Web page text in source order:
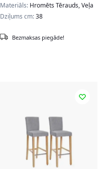
Materiāls: Hromēts Tērauds, Veļa
Dziļums cm:38
Bezmaksas piegāde!